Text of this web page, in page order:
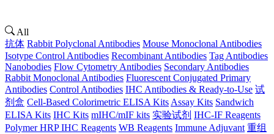
All
抗体 Rabbit Polyclonal Antibodies Mouse Monoclonal Antibodies
Isotype Control Antibodies Recombinant Antibodies Tag Antibodies
Nanobodies Flow Cytometry Antibodies Secondary Antibodies
Rabbit Monoclonal Antibodies Fluorescent Conjugated Primary
Antibodies Control Antibodies IHC Antibodies & Ready-to-Use 试
剂盒 Cell-Based Colorimetric ELISA Kits Assay Kits Sandwich
ELISA Kits IHC Kits mIHC/mIF kits 实验试剂 IHC-IF Reagents
Polymer HRP IHC Reagents WB Reagents Immune Adjuvant 重组